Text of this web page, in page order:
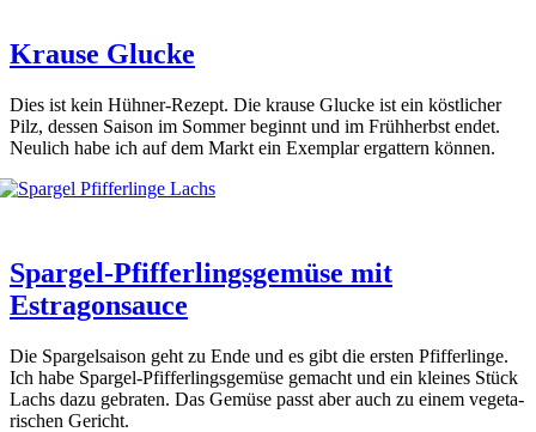
Krause Glucke
Dies ist kein Hüh­ner-Rezept. Die krau­se Glu­cke ist ein köst­li­cher
Pilz, des­sen Sai­son im Som­mer beginnt und im Früh­herbst endet.
Neu­lich habe ich auf dem Markt ein Exem­plar ergat­tern kön­nen.
Spargel-Pfifferlingsgemüse mit
Estragonsauce
Die Spar­gel­sai­son geht zu Ende und es gibt die ers­ten Pfif­fer­lin­ge.
Ich habe Spar­gel-Pfif­fer­lings­ge­mü­se gemacht und ein klei­nes Stück
Lachs dazu gebra­ten. Das Gemü­se passt aber auch zu einem vege­ta­
ri­schen Gericht.